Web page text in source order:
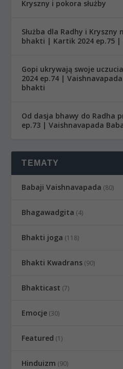
Kryszny i pokora służby
Służba dla Radhy i Kryszny
bhakti | Kartik 2024 ep.75 |
Gopi ukrywają swoje
2024 ep.74 |
bhakti
Od dasja bhawy do Radha
ep.73 | Vaishnavapada
TEMATY
Babaji Vaishnavapada (80)
Bhagawadgita (4)
Bhakti joga (118)
Bhakti Kwadrans (90)
Bhakticast (7)
Emocje (30)
Featured (1)
Hinduizm (90)